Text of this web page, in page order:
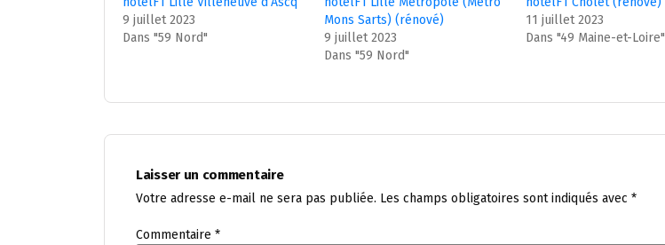
9 juillet 2023
Dans "59 Nord"
Mons Sarts) (rénové)
9 juillet 2023
Dans "59 Nord"
11 juillet 2023
Dans "49 Maine-et-Loire"
Laisser un commentaire
Votre adresse e-mail ne sera pas publiée. Les champs obligatoires sont indiqués avec *
Commentaire *